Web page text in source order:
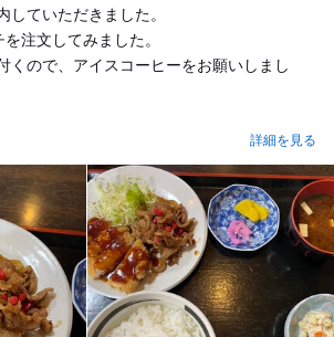
していただきました。
注文してみました。
くので、アイスコーヒーをお願いしまし
詳細を見る